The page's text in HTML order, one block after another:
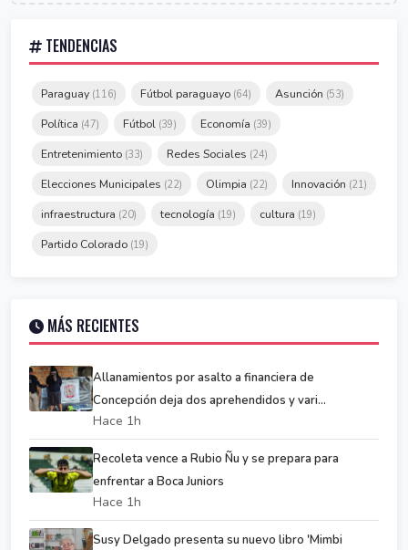
TENDENCIAS
Paraguay (116) Fútbol paraguayo (64) Asunción (53)
Política (47) Fútbol (39) Economía (39)
Entretenimiento (33) Redes Sociales (24)
Elecciones Municipales (22) Olimpia (22) Innovación (21)
infraestructura (20) tecnología (19) cultura (19)
Partido Colorado (19)
MÁS RECIENTES
Allanamientos por asalto a financiera de
Concepción deja dos aprehendidos y vari...
Hace 1h
Recoleta vence a Rubio Ñu y se prepara para
enfrentar a Boca Juniors
Hace 1h
Susy Delgado presenta su nuevo libro 'Mimbi